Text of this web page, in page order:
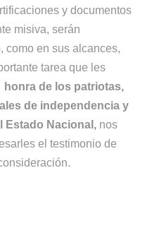
y documentos
misiva, serán
como en sus alcances,
tarea que les
honra de los patriotas,
de independencia y
Estado Nacional, nos
el testimonio de